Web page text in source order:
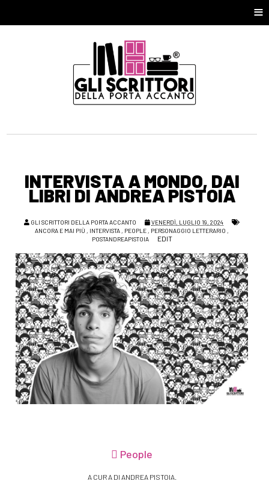
≡
INTERVISTA A MONDO, DAI
LIBRI DI ANDREA PISTOIA
GLI SCRITTORI DELLA PORTA ACCANTO
VENERDÌ, LUGLIO 19, 2024
ANCORA E MAI PIÙ , INTERVISTA , PEOPLE , PERSONAGGIO LETTERARIO ,
POSTANDREAPISTOIA
EDIT
People
A CURA DI ANDREA PISTOIA.